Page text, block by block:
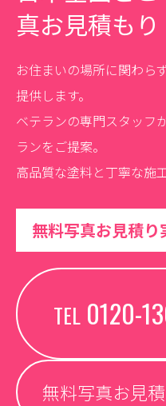
真お見積もり
お住まいの場所に関わら
提供します。
ベテランの専門スタッフ
ランをご提案。
高品質な塗料と丁寧な施
無料写真お見積り
TEL0120-
無料写真お見